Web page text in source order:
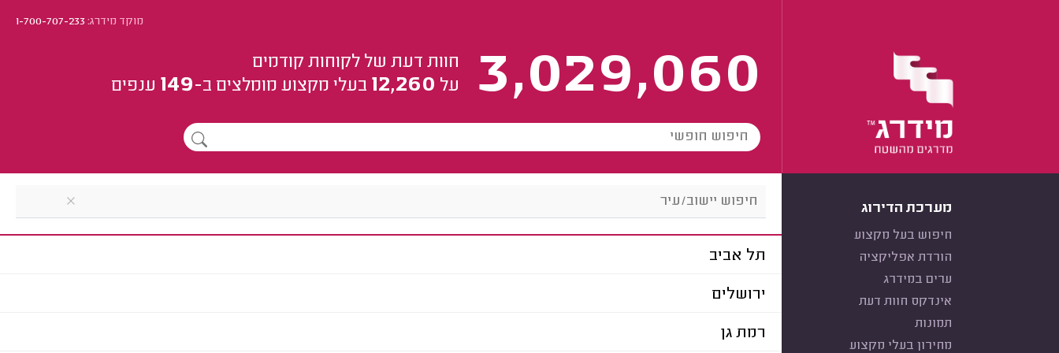
מוקד מידרג:1-700-707-233
3,029,060
חוות דעת של לקוחות קודמים
על 12,260 בעלי מקצוע מומלצים ב-149 ענפים
מערכת הדירוג
חיפוש בעל מקצוע
הורדת אפליקציה
ערים במידרג
אינדקס חוות דעת
תמונות
מחירון בעלי מקצוע
תל אביב
ירושלים
רמת גן